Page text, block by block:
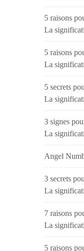
5 raisons
La
5 raisons
La
5 secrets
La
3 signes
La
Angel
3 secrets
La
7 raisons
La
5 raisons